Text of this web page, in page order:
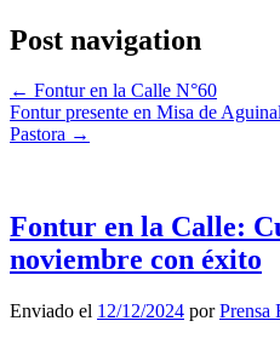
Post navigation
← Fontur en la Calle N°60
Fontur presente en Misa de
Pastora →
Fontur en la Calle:
noviembre con éxito
Enviado el 12/12/2024 porPrensa